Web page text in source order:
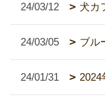
24/03/12 犬カ
24/03/05 ブル
24/01/31 2024